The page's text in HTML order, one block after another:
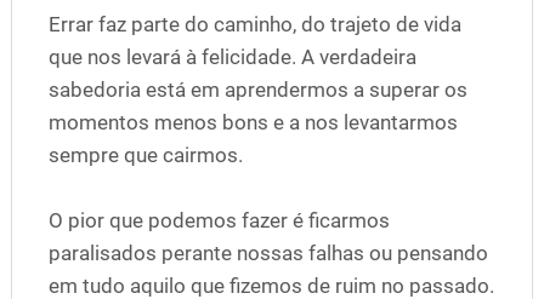
Errar faz parte do caminho, do trajeto de vida
que nos levará à felicidade. A verdadeira
sabedoria está em aprendermos a superar os
momentos menos bons e a nos levantarmos
sempre que cairmos.
O pior que podemos fazer é ficarmos
paralisados perante nossas falhas ou pensando
em tudo aquilo que fizemos de ruim no passado.